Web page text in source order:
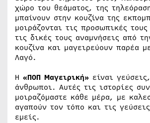
χώρο του θεάματος, της
μπαίνουν στην κουζίνα της
μοιράζονται τις προσωπικές
τις δικές τους αναμνήσεις από
κουζίνα και μαγειρεύουν παρέα
Λαγό.
Η «ΠΟΠ Μαγειρική» είναι
άνθρωποι. Αυτές τις ιστορίες
μοιραζόμαστε κάθε μέρα, με
αγαπούν τον τόπο και τις
εμείς.